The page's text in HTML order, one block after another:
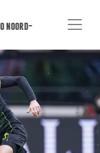
noord-